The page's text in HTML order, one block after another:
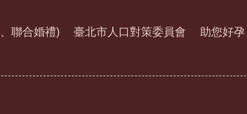
聯合婚禮) 臺北市人口對策委員會 助您好孕